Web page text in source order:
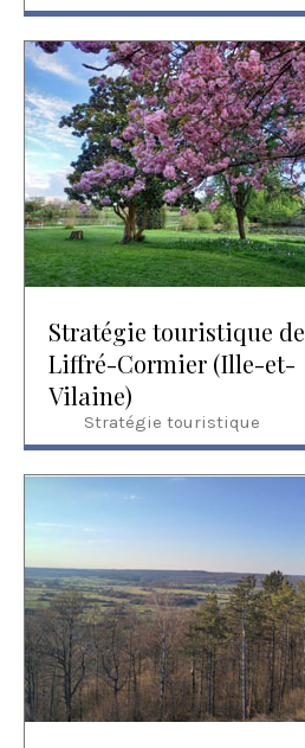
Stratégie touristique de
Liffré-Cormier (Ille-et-
Vilaine)
Stratégie touristique